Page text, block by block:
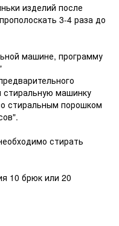
изделий после
3-4 раза до
машине, программу
стиральную машинку
стиральным порошком
стирать
10 брюк или 20